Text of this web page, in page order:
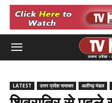
LATEST उत्तर प्रदेश समाचार अलीगढ़ मंडल